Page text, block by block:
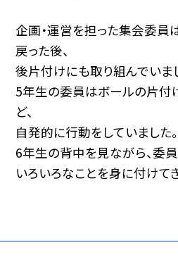
企画・運営を担った集会委員
戻った後、
後片付けにも取り組んでいま
5年生の委員はボールの片付
ど、
自発的に行動をしていました。
6年生の背中を見ながら、委
いろいろなことを身に付けて